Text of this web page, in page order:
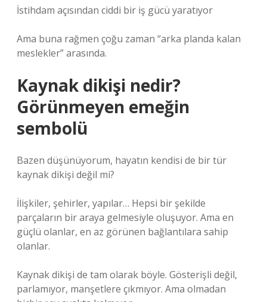
İstihdam açısından ciddi bir iş gücü yaratıyor
Ama buna rağmen çoğu zaman “arka planda kalan
meslekler” arasında.
Kaynak dikişi nedir?
Görünmeyen emeğin
sembolü
Bazen düşünüyorum, hayatın kendisi de bir tür
kaynak dikişi değil mi?
İlişkiler, şehirler, yapılar… Hepsi bir şekilde
parçaların bir araya gelmesiyle oluşuyor. Ama en
güçlü olanlar, en az görünen bağlantılara sahip
olanlar.
Kaynak dikişi de tam olarak böyle. Gösterişli değil,
parlamıyor, manşetlere çıkmıyor. Ama olmadan